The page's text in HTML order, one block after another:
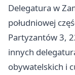
Delegatura w
południowej
Partyzantów 3,
innych
obywatelskich i